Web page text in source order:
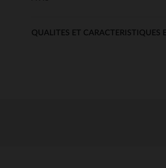
QUALITES ET CARACTERISTIQUES